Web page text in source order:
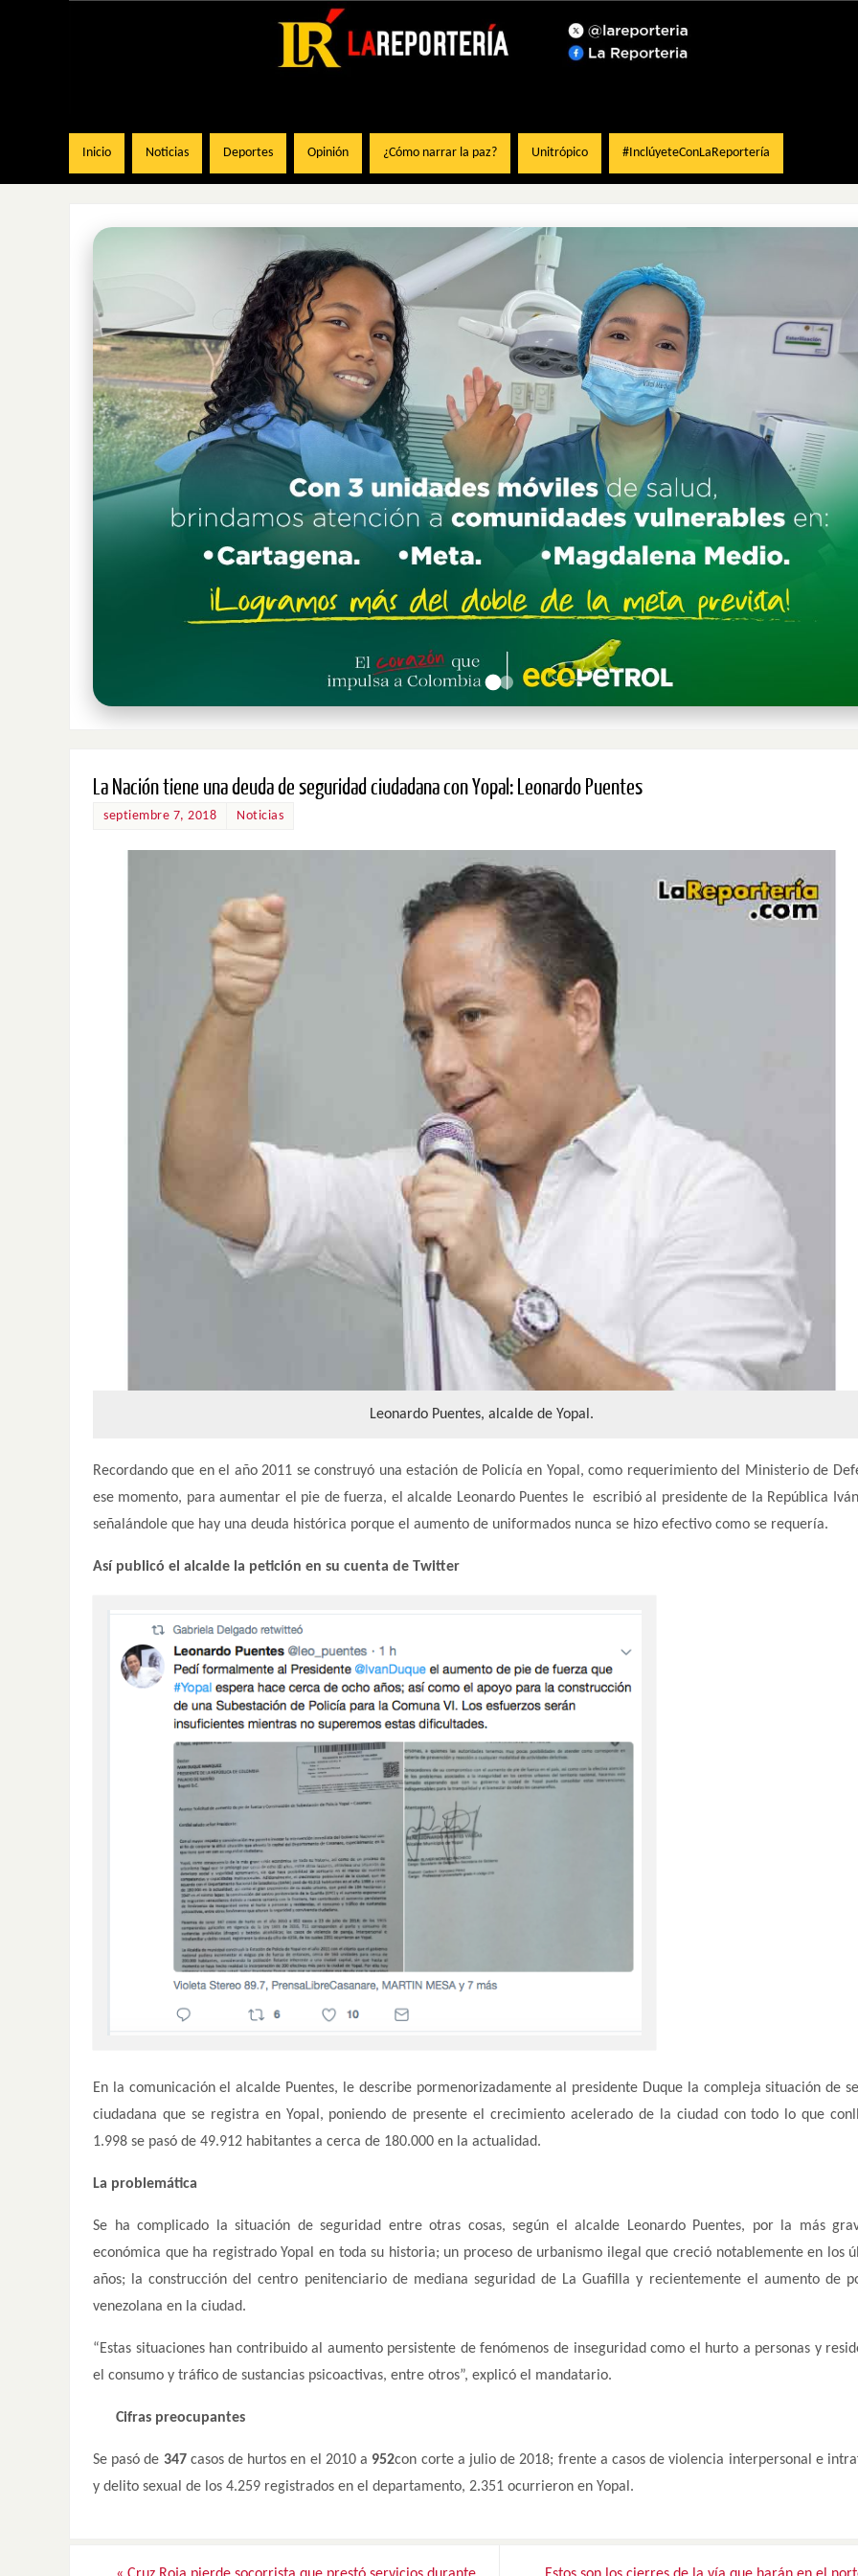
Inicio Noticias Deportes Opinión ¿Cómo narrar la paz? Unitrópico #InclúyeteConLaReportería
La Nación tiene una deuda de seguridad ciudadana con Yopal: Leonardo Puentes
septiembre 7, 2018 Noticias
Leonardo Puentes, alcalde de Yopal.
Recordando que en el año 2011 se construyó una estación de Policía en Yopal, como requerimiento del Ministerio de
ese momento, para aumentar el pie de fuerza, el alcalde Leonardo Puentes le escribió al presidente de la República
señalándole que hay una deuda histórica porque el aumento de uniformados nunca se hizo efectivo como se requería.
Así publicó el alcalde la petición en su cuenta de Twitter
En la comunicación el alcalde Puentes, le describe pormenorizadamente al presidente Duque la compleja situación de
ciudadana que se registra en Yopal, poniendo de presente el crecimiento acelerado de la ciudad con todo lo que
1.998 se pasó de 49.912 habitantes a cerca de 180.000 en la actualidad.
La problemática
Se ha complicado la situación de seguridad entre otras cosas, según el alcalde Leonardo Puentes, por la más
económica que ha registrado Yopal en toda su historia; un proceso de urbanismo ilegal que creció notablemente en los
años; la construcción del centro penitenciario de mediana seguridad de La Guafilla y recientemente el aumento de
venezolana en la ciudad.
“Estas situaciones han contribuido al aumento persistente de fenómenos de inseguridad como el hurto a personas y
el consumo y tráfico de sustancias psicoactivas, entre otros”, explicó el mandatario.
Cifras preocupantes
Se pasó de 347 casos de hurtos en el 2010 a 952con corte a julio de 2018; frente a casos de violencia interpersonal e
y delito sexual de los 4.259 registrados en el departamento, 2.351 ocurrieron en Yopal.